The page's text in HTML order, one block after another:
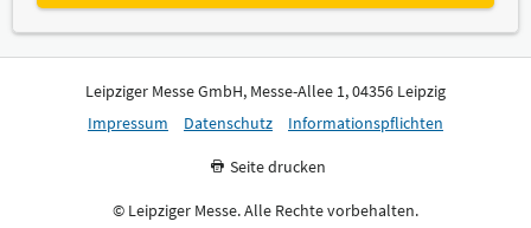
Leipziger Messe GmbH, Messe-Allee 1, 04356 Leipzig
Impressum
Datenschutz Informationspflichten
Seite drucken
© Leipziger Messe. Alle Rechte vorbehalten.